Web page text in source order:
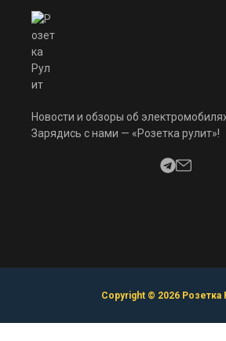
Новости и обзоры об
Зарядись с нами — «Розетка рулит»!
Copyright © 2026 Розетка